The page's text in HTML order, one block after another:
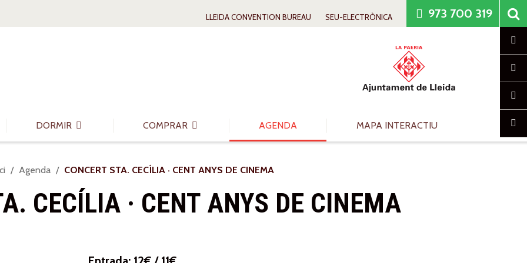
LLEIDA CONVENTION BUREAU SEU-ELECTRÒNICA 973 700 319
DORMIR COMPRAR AGENDA MAPA INTERACTIU
Agenda CONCERT STA. CECÍLIA · CENT ANYS DE CINEMA
CECÍLIA · CENT ANYS DE CINEMA